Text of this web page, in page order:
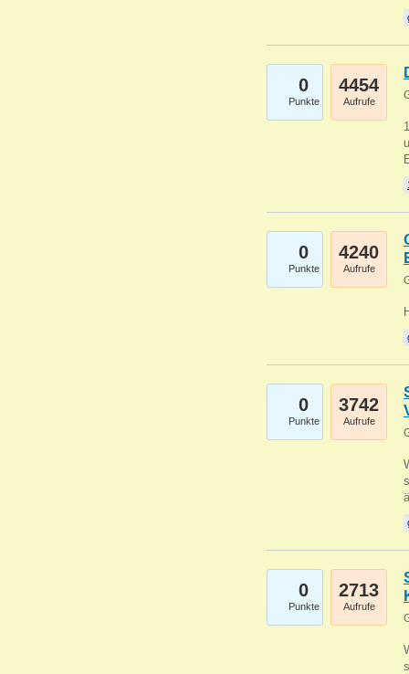
0
Punkte
4454
Aufrufe
0
Punkte
4240
Aufrufe
0
Punkte
3742
Aufrufe
0
Punkte
2713
Aufrufe